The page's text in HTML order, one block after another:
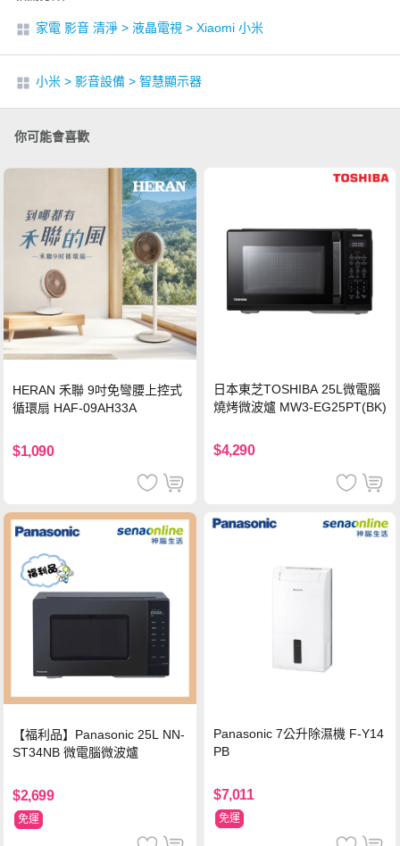
家電 影音 清淨 > 液晶電視 > Xiaomi 小米
小米 > 影音設備 > 智慧顯示器
你可能會喜歡
HERAN 禾聯 9吋免彎腰上控式
循環扇 HAF-09AH33A
$1,090
日本東芝TOSHIBA 25L微電腦
燒烤微波爐 MW3-EG25PT(BK)
$4,290
【福利品】Panasonic 25L NN-
ST34NB 微電腦微波爐
$2,699
免運
Panasonic 7公升除濕機 F-Y14
PB
$7,011
免運